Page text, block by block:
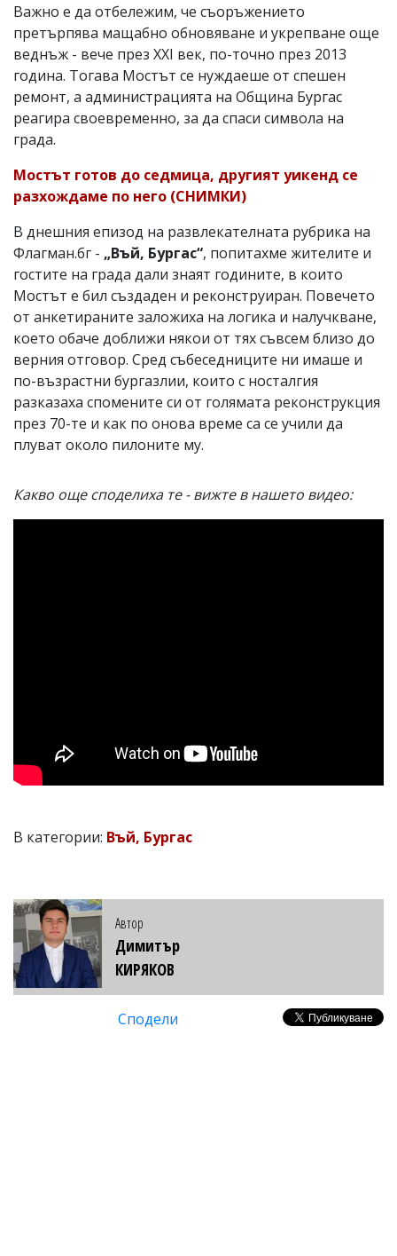
Важно е да отбележим, че съоръжението
претърпява мащабно обновяване и укрепване още
веднъж - вече през XXI век, по-точно през 2013
година. Тогава Мостът се нуждаеше от спешен
ремонт, а администрацията на Община Бургас
реагира своевременно, за да спаси символа на
града.
Мостът готов до седмица, другият уикенд се
разхождаме по него (СНИМКИ)
В днешния епизод на развлекателната рубрика на
Флагман.бг - „Въй, Бургас“, попитахме жителите и
гостите на града дали знаят годините, в които
Мостът е бил създаден и реконструиран. Повечето
от анкетираните заложиха на логика и налучкване,
което обаче доближи някои от тях съвсем близо до
верния отговор. Сред събеседниците ни имаше и
по-възрастни бургазлии, които с носталгия
разказаха спомените си от голямата реконструкция
през 70-те и как по онова време са се учили да
плуват около пилоните му.
Какво още споделиха те - вижте в нашето видео:
В категории: Въй, Бургас
Автор
Димитър
КИРЯКОВ
Сподели